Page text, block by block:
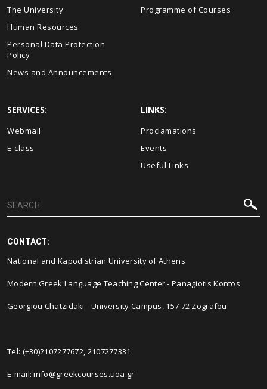
The University
Human Resources
Personal Data Protection
Policy
News and Announcements
Programme of Courses
SERVICES:
Webmail
E-class
LINKS:
Proclamations
Events
Useful Links
CONTACT:
National and Kapodistrian University of Athens
Modern Greek Language Teaching Center - Panagiotis Kontos
Georgiou Chatzidaki - University Campus, 157 72 Zografou
Tel: (+30)2107277672, 2107277331
E-mail: info@greekcourses.uoa.gr